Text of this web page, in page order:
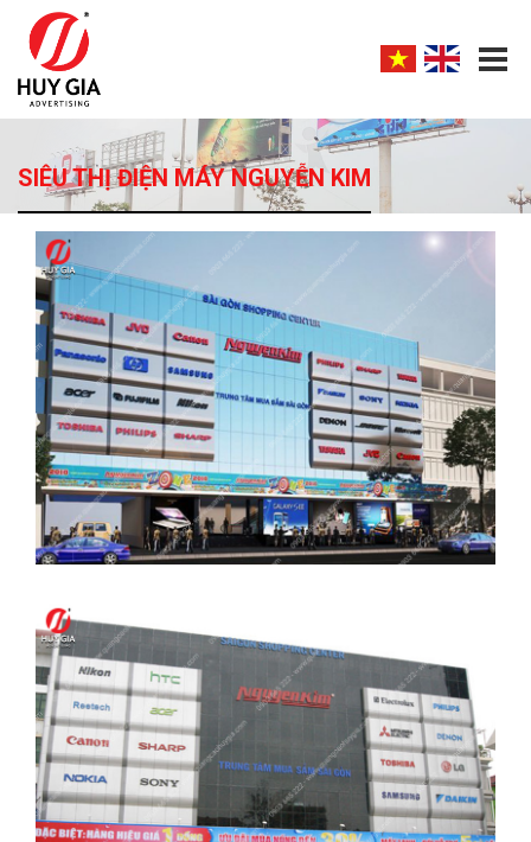
SIÊU THỊ ĐIỆN MÁY NGUYỄN KIM